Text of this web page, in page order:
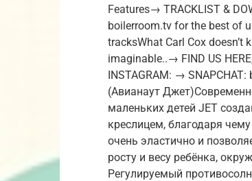
Features→ TRACKLIST &
boilerroom.tv for the best of
tracksWhat Carl Cox
imaginable..→ FIND US
INSTAGRAM: →
(Авианаут
маленьких детей JET
креслицем, благодаря
очень эластично и
росту и весу ребёнка,
Регулируемый